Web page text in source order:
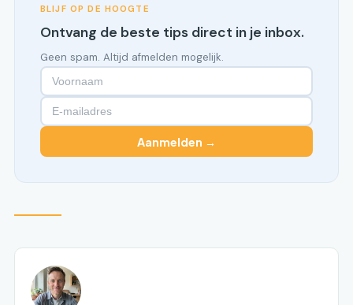
BLIJF OP DE HOOGTE
Ontvang de beste tips direct in je inbox.
Geen spam. Altijd afmelden mogelijk.
Aanmelden →